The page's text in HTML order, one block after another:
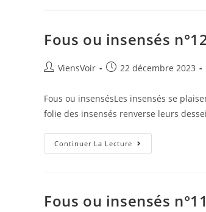
Fous ou insensés
ViensVoir 22 décembre 2023
Fous ou insensésLes insensés se
folie des insensés renverse leurs
Continuer La Lecture
Fous ou insensés n°11